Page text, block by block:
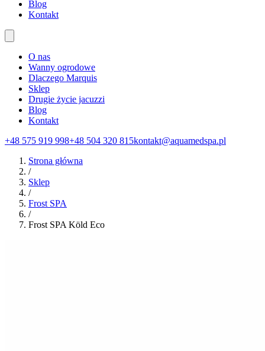
Blog
Kontakt
O nas
Wanny ogrodowe
Dlaczego Marquis
Sklep
Drugie życie jacuzzi
Blog
Kontakt
+48 575 919 998+48 504 320 815kontakt@aquamedspa.pl
Strona główna
/
Sklep
/
Frost SPA
/
Frost SPA Köld Eco